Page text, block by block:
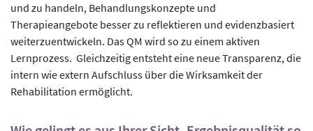
und zu handeln, Behandlungskonzepte und
Therapieangebote besser zu reflektieren und evidenzbasiert
weiterzuentwickeln. Das QM wird so zu einem aktiven
Lernprozess. Gleichzeitig entsteht eine neue Transparenz, die
intern wie extern Aufschluss über die Wirksamkeit der
Rehabilitation ermöglicht.